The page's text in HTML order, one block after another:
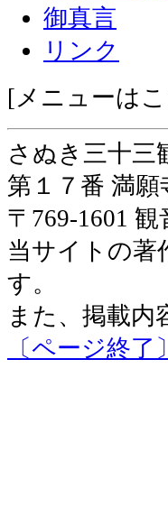
御真言
リンク
[メニューは
さぬき三十三
第１７番 満願
〒769-1601
当サイトの著
す。
また、掲載内
〔ページ終